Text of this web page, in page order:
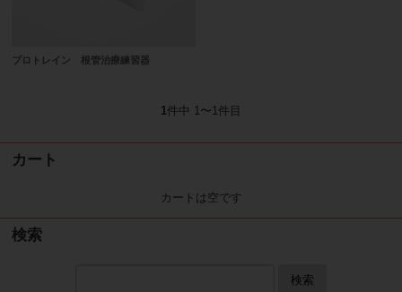
プロトレイン 根管治療練習器
1件中 1〜1件目
カート
カートは空です
検索
検索